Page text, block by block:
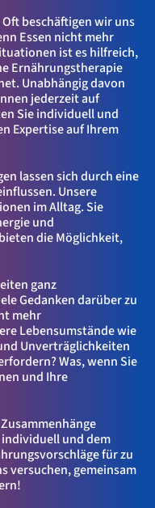
beschäftigen wir uns
Essen nicht mehr
ist es hilfreich,
Ernährungstherapie
Unabhängig davon
jederzeit auf
Sie individuell und
Expertise auf Ihrem
lassen sich durch eine
Unsere
im Alltag. Sie
und
die Möglichkeit,
ganz
Gedanken darüber zu
mehr
Lebensumstände wie
Unverträglichkeiten
Was, wenn Sie
und Ihre
und dem
für zu
versuchen, gemeinsam
wenn auf der Seite des
ein eventuelles Opt-Out
Bedienerführung.
bei.